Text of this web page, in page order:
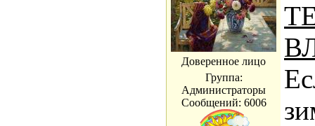
Доверенное лицо
Группа:
Администраторы
Сообщений: 6006